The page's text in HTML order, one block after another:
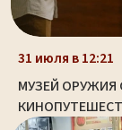
31 июля в 12:21
МУЗЕЙ